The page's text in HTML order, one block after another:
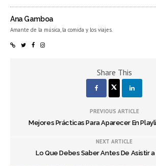
Ana Gamboa
Amante de la música, la comida y los viajes.
Share This
PREVIOUS ARTICLE
Mejores Prácticas Para Aparecer En
NEXT ARTICLE
Lo Que Debes Saber Antes De Asistir a